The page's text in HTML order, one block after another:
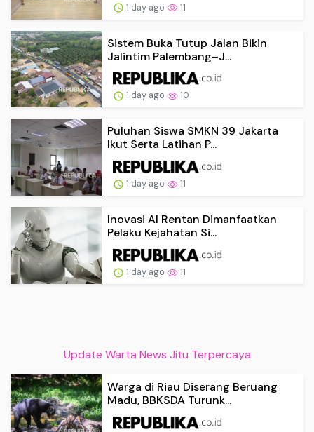
1 day ago 11
Sistem Buka Tutup Jalan Bikin
Jalintim Palembang–J...
1 day ago 10
Puluhan Siswa SMKN 39 Jakarta
Ikut Serta Latihan P...
1 day ago 11
Inovasi AI Rentan Dimanfaatkan
Pelaku Kejahatan Si...
1 day ago 11
Update Warta News Jitu Terpercaya
Warga di Riau Diserang Beruang
Madu, BBKSDA Turunk...